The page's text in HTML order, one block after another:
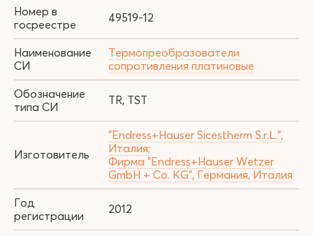
Номер в
госреестре
49519-12
Наименование
СИ
Термопреобразователи
сопротивления платиновые
Обозначение
типа СИ
TR, TST
Изготовитель
"Endress+Hauser Sicestherm S.r.L.",
Италия;
Фирма "Endress+Hauser Wetzer
GmbH + Co. KG", Германия, Италия
Год
регистрации
2012